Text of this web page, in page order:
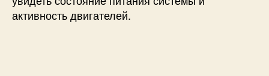
активность двигателей.